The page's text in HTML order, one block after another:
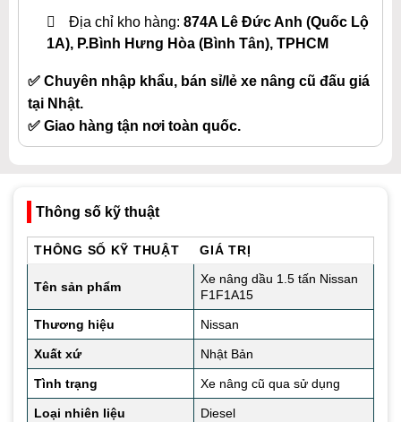
Địa chỉ kho hàng: 874A Lê Đức Anh (Quốc Lộ
1A), P.Bình Hưng Hòa (Bình Tân), TPHCM
✅ Chuyên nhập khẩu, bán sỉ/lẻ xe nâng cũ đấu giá
tại Nhật.
✅ Giao hàng tận nơi toàn quốc.
Thông số kỹ thuật
THÔNG SỐ KỸ THUẬT GIÁ TRỊ
Tên sản phẩm
Xe nâng dầu 1.5 tấn Nissan
F1F1A15
Thương hiệu Nissan
Xuất xứ Nhật Bản
Tình trạng Xe nâng cũ qua sử dụng
Loại nhiên liệu Diesel